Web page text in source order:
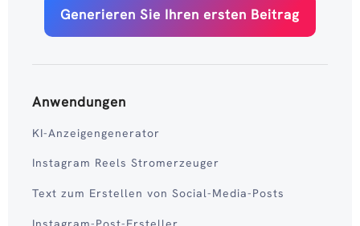
Generieren Sie Ihren ersten Beitrag
Anwendungen
KI-Anzeigengenerator
Instagram Reels Stromerzeuger
Text zum Erstellen von Social-Media-Posts